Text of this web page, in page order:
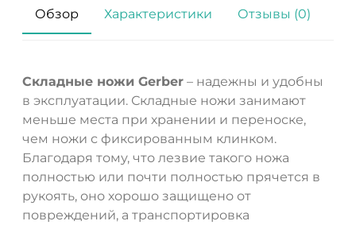
Обзор Характеристики Отзывы (0)
Складные ножи Gerber – надежны и удобны
в эксплуатации. Складные ножи занимают
меньше места при хранении и переноске,
чем ножи с фиксированным клинком.
Благодаря тому, что лезвие такого ножа
полностью или почти полностью прячется в
рукоять, оно хорошо защищено от
повреждений, а транспортировка